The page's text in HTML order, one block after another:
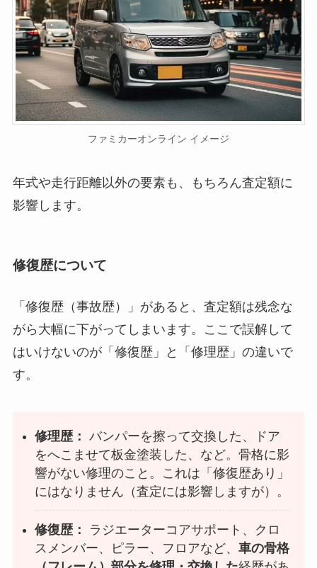
ファミカーオンライン イメージ
年式や走行距離以外の要素も、もちろん査定額に
影響します。
修復歴について
「修復歴（事故歴）」があると、査定額は残念な
がら大幅に下がってしまいます。ここで誤解して
はいけないのが「修復歴」と「修理歴」の違いで
す。
修理歴： バンパーを擦って交換した、ドア
をへこませて板金塗装した、など。骨格に影
響がない修理のこと。これは「修復歴あり」
にはなりません（査定には影響しますが）。
修復歴：
ラジエーターコアサポート、クロ
スメンバー、ピラー、フロアなど、車の骨格